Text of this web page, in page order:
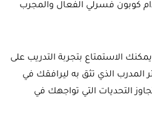
كوبون فسرلي الفعال والمجرب
الاستمتاع بتجربة التدريب على
المدرب الذي تثق به ليرافقك في
التحديات التي تواجهك في